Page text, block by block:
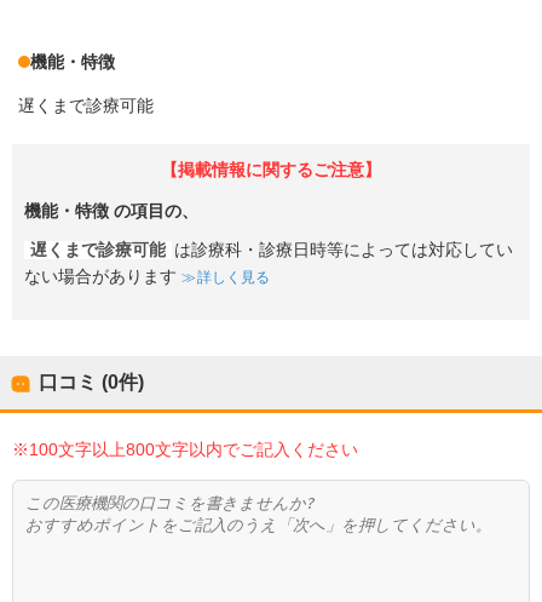
機能・特徴
遅くまで診療可能
【掲載情報に関するご注意】
機能・特徴 の項目の、
遅くまで診療可能 は診療科・診療日時等によっては対応してい
ない場合があります
詳しく見る
口コミ (0件)
※100文字以上800文字以内でご記入ください